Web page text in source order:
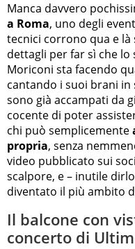
Manca davvero
a Roma, uno degli
tecnici corrono qua e
dettagli per far sì che
Moriconi sta facendo
cantando i suoi brani
sono già accampati da
cocente di poter
chi può semplicemente
propria, senza
video pubblicato sui
scalpore, e – inutile
diventato il più ambito
Il balcone con
concerto di